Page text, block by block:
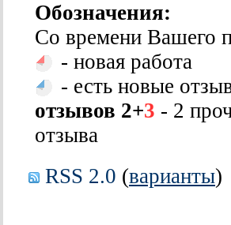
Обозначения:
Со времени Вашего
- новая работа
- есть новые
отзывов 2+3 - 2
отзыва
RSS 2.0 (варианты)